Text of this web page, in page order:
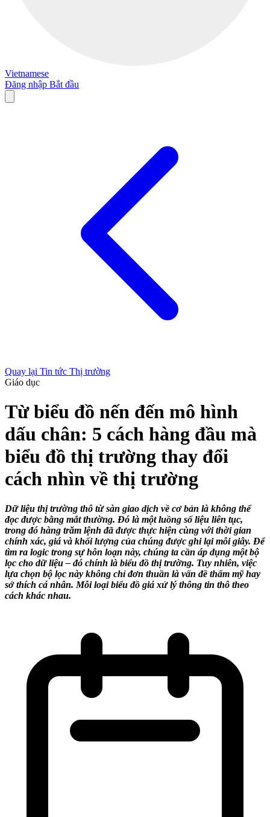
Vietnamese
Đăng nhập Bắt đầu
Quay lại Tin tức Thị trường
Giáo dục
Từ biểu đồ nến đến mô hình
dấu chân: 5 cách hàng đầu mà
biểu đồ thị trường thay đổi
cách nhìn về thị trường
Dữ liệu thị trường thô từ sàn giao dịch về cơ bản là không thể
đọc được bằng mắt thường. Đó là một luồng số liệu liên tục,
trong đó hàng trăm lệnh đã được thực hiện cùng với thời gian
chính xác, giá và khối lượng của chúng được ghi lại mỗi giây. Để
tìm ra logic trong sự hỗn loạn này, chúng ta cần áp dụng một bộ
lọc cho dữ liệu – đó chính là biểu đồ thị trường. Tuy nhiên, việc
lựa chọn bộ lọc này không chỉ đơn thuần là vấn đề thẩm mỹ hay
sở thích cá nhân. Mỗi loại biểu đồ giá xử lý thông tin thô theo
cách khác nhau.